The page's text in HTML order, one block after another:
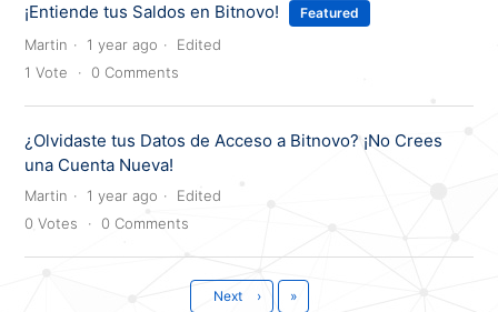
¡Entiende tus Saldos en Bitnovo!
Featured
Martin 1 year ago
Edited
1 Vote 0 Comments
¿Olvidaste tus Datos de Acceso a Bitnovo? ¡No Crees
una Cuenta Nueva!
Martin 1 year ago
Edited
0 Votes 0 Comments
Next › Last
»